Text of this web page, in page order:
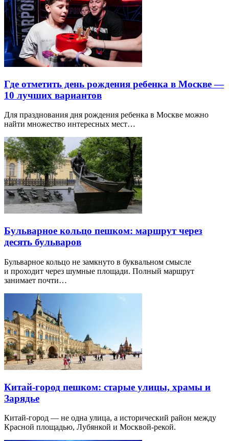
Где отметить день рождения ребенка в Москве —
10 лучших вариантов
Для празднования дня рождения ребенка в Москве можно
найти множество интересных мест…
Бульварное кольцо пешком: маршрут через
десять бульваров
Бульварное кольцо не замкнуто в буквальном смысле
и проходит через шумные площади. Полный маршрут
занимает почти…
Китай-город пешком: старые улицы, храмы и
Зарядье
Китай-город — не одна улица, а исторический район между
Красной площадью, Лубянкой и Москвой-рекой.